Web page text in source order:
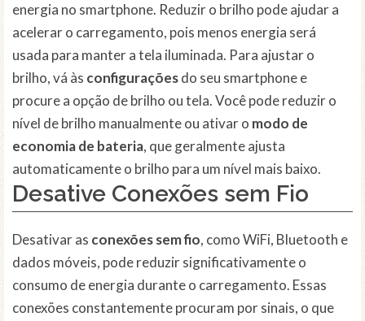
energia no smartphone. Reduzir o brilho pode ajudar a
acelerar o carregamento, pois menos energia será
usada para manter a tela iluminada. Para ajustar o
brilho, vá às configuraçõesdo seu smartphone e
procure a opção de brilho ou tela. Você pode reduzir o
nível de brilho manualmente ou ativar o modo de
economia de bateria, que geralmente ajusta
automaticamente o brilho para um nível mais baixo.
Desative Conexões sem Fio
Desativar as conexões sem fio, como WiFi, Bluetooth e
dados móveis, pode reduzir significativamente o
consumo de energia durante o carregamento. Essas
conexões constantemente procuram por sinais, o que